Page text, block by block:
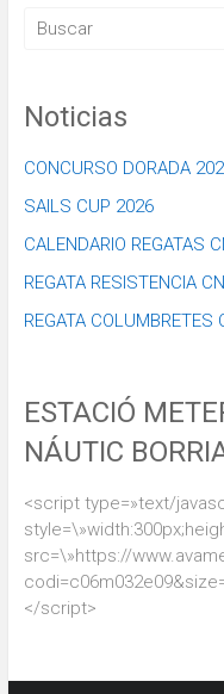
Noticias
CONCURSO DORADA
SAILS CUP 2026
CALENDARIO REGATAS
REGATA RESISTENCIA
REGATA COLUMBRETES
ESTACIÓ
NÁUTIC
<script type=»text/
src=\»https://
</script>